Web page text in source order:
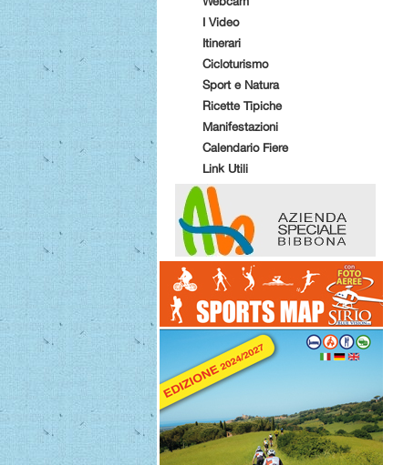
I Video
Itinerari
Cicloturismo
Sport e Natura
Ricette Tipiche
Manifestazioni
Calendario Fiere
Link Utili